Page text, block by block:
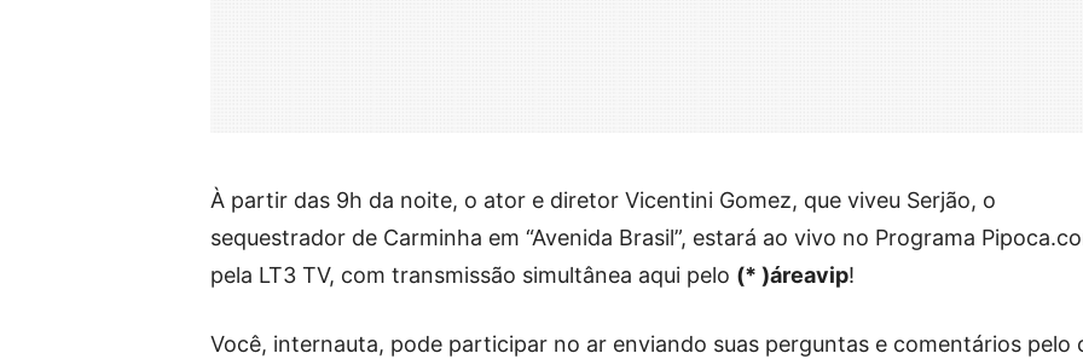
À partir das 9h da noite, o ator e diretor Vicentini Gomez, que viveu Serjão, o
sequestrador de Carminha em “Avenida Brasil”, estará ao vivo no Programa
pela LT3 TV, com transmissão simultânea aqui pelo (* )áreavip!
Você, internauta, pode participar no ar enviando suas perguntas e comentários pelo